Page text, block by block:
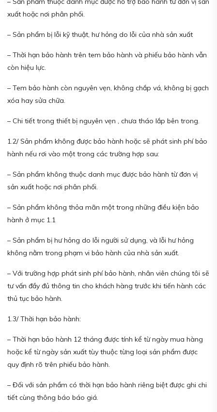
xuất hoặc nơi phân phối.
– Sản phẩm bị lỗi kỹ thuật, hư hỏng do lỗi của nhà sản xuất
– Thời hạn bảo hành trên tem bảo hành và phiếu bảo hành vẫn
còn hiệu lực.
– Tem bảo hành còn nguyên vẹn, không chắp vá, không bị gạch
xóa hay sửa chữa.
– Chi tiết trong thiết bị nguyên vẹn , chưa tháo lắp bên trong.
1.2/ Sản phẩm không được bảo hành hoặc sẽ phát sinh phí bảo
hành nếu rơi vào một trong các trường hợp sau:
– Sản phẩm không thuộc danh mục được bảo hành từ đơn vị
sản xuất hoặc nơi phân phối.
– Sản phẩm không thỏa mãn một trong những điều kiện bảo
hành ở mục 1.1
– Sản phẩm bị hư hỏng do lỗi người sử dụng, và lỗi hư hỏng
không nằm trong phạm vi bảo hành của nhà sản xuất.
– Với trường hợp phát sinh phí bảo hành, nhân viên chúng tôi sẽ
tư vấn đầy đủ thông tin cho khách hàng trước khi tiến hành các
thủ tục bảo hành.
1.3/ Thời hạn bảo hành:
– Thời hạn bảo hành 12 tháng được tính kể từ ngày mua hàng
hoặc kể từ ngày sản xuất tùy thuộc từng loại sản phẩm được
quy định rõ trên phiếu bảo hành.
– Đối với sản phẩm có thời hạn bảo hành riêng biệt được ghi chi
tiết cùng thông báo báo giá.